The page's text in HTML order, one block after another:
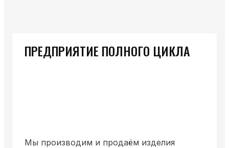
ПРЕДПРИЯТИЕ ПОЛНОГО ЦИКЛА
Мы производим и продаём изделия